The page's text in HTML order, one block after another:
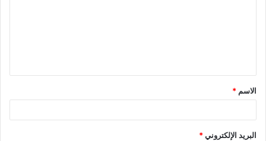
ق
*
الاسم *
البريد الإلكتروني*